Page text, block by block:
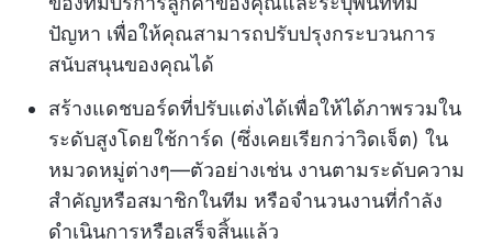
ปัญหา เพื่อให้คุณสามารถปรับปรุงกระบวนการ
สนับสนุนของคุณได้
สร้างแดชบอร์ดที่ปรับแต่งได้เพื่อให้ได้ภาพรวมใน
ระดับสูงโดยใช้การ์ด (ซึ่งเคยเรียกว่าวิดเจ็ต) ใน
หมวดหมู่ต่างๆ—ตัวอย่างเช่น งานตามระดับความ
สำคัญหรือสมาชิกในทีม หรือจำนวนงานที่กำลัง
ดำเนินการหรือเสร็จสิ้นแล้ว